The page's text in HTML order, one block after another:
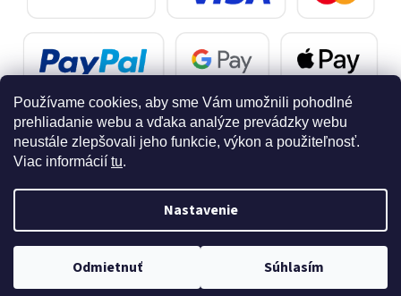
Používame cookies, aby sme Vám umožnili pohodlné
prehliadanie webu a vďaka analýze prevádzky webu
neustále zlepšovali jeho funkcie, výkon a použiteľnosť.
Viac informácií tu.
Nastavenie
Odmietnuť Súhlasím
Doprava zdarma pri nákupe nad 40 eur
Vytvoril Shoptet
Copyright 2026SvetelnaPosta.sk. Všetky práva vyhradené.
Upraviť nastavenie cookies